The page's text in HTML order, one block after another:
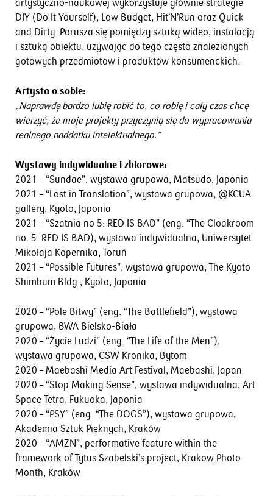
artystyczno-naukowej wykorzystuje głównie strategie
DIY (Do It Yourself), Low Budget, Hit’N’Run oraz Quick
and Dirty. Porusza się pomiędzy sztuką wideo, instalacją
i sztuką obiektu, używając do tego często znalezionych
gotowych przedmiotów i produktów konsumenckich.
Artysta o sobie:
„Naprawdę bardzo lubię robić to, co robię i cały czas chcę
wierzyć, że moje projekty przyczynią się do wypracowania
realnego naddatku intelektualnego.”
Wystawy indywidualne i zbiorowe:
2021 – “Sundae”, wystawa grupowa, Matsudo, Japonia
2021 – “Lost in Translation”, wystawa grupowa, @KCUA
gallery, Kyoto, Japonia
2021 – “Szatnia no 5: RED IS BAD” (eng. “The Cloakroom
no. 5: RED IS BAD), wystawa indywidualna, Uniwersytet
Mikołaja Kopernika, Toruń
2021 – “Possible Futures”, wystawa grupowa, The Kyoto
Shimbum Bldg., Kyoto, Japonia
2020 – “Pole Bitwy” (eng. “The Battlefield”), wystawa
grupowa, BWA Bielsko-Biała
2020 – “Życie Ludzi” (eng. “The Life of the Men”),
wystawa grupowa, CSW Kronika, Bytom
2020 – Maebashi Media Art Festival, Maebashi, Japan
2020 – “Stop Making Sense”, wystawa indywidualna, Art
Space Tetra, Fukuoka, Japonia
2020 – “PSY” (eng. “The DOGS”), wystawa grupowa,
Akademia Sztuk Pięknych, Kraków
2020 – “AMZN”, performative feature within the
framework of Tytus Szabelski’s project, Krakow Photo
Month, Kraków